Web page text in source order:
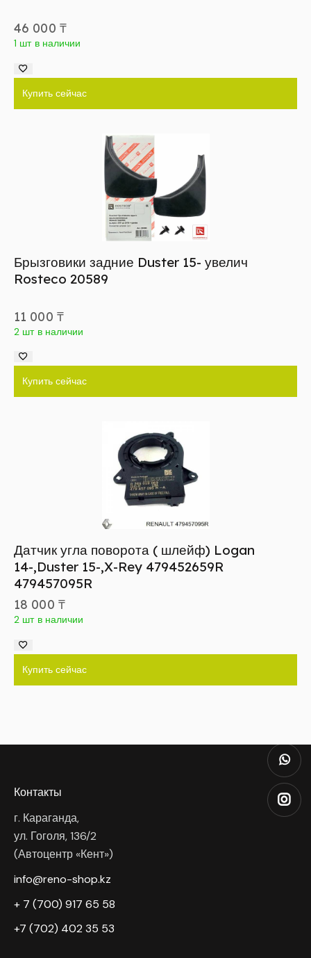
46 000 ₸
1 шт в наличии
Купить сейчас
Брызговики задние Duster 15- увелич
Rosteco 20589
11 000 ₸
2 шт в наличии
Купить сейчас
Датчик угла поворота ( шлейф) Logan
14-,Duster 15-,X-Rey 479452659R
479457095R
18 000 ₸
2 шт в наличии
Купить сейчас
Контакты
г. Караганда,
ул. Гоголя, 136/2
(Автоцентр «Кент»)
info@reno-shop.kz
+ 7 (700) 917 65 58
+7 (702) 402 35 53